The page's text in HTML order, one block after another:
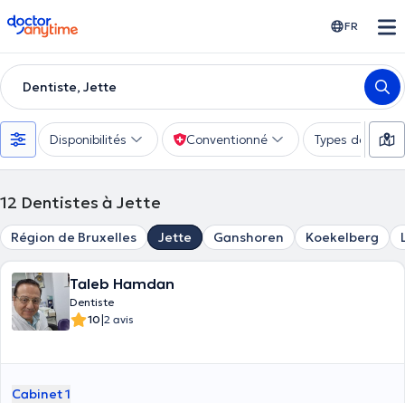
doctoranytime FR
Dentiste, Jette
Disponibilités Conventionné Types de
12 Dentistes à Jette
Région de Bruxelles Jette Ganshoren Koekelberg
Taleb Hamdan
Dentiste
10|2 avis
Cabinet 1